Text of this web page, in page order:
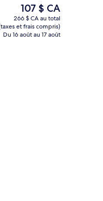
aux personnes à mobilité
supérieur, 1 grand lit
Le
prix
actuel
est
107 $ CA
266 $ CA au total
et frais compris)
Du 16 août au 17 août